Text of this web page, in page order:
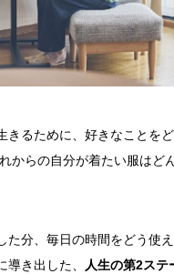
きるために、好きなことを
からの自分が着たい服はど
た分、毎日の時間をどう使
導き出した、
人生の第2ステ